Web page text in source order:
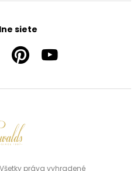
siete
práva vyhradené